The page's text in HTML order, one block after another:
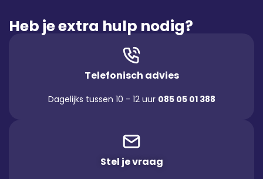
Heb je extra hulp nodig?
Telefonisch advies
Dagelijks tussen 10 - 12 uur 085 05 01 388
Stel je vraag